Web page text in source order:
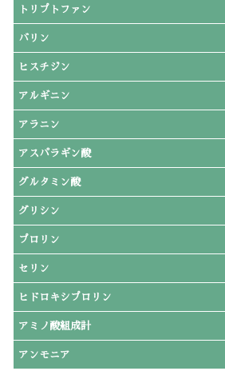
トリプトファン
バリン
ヒスチジン
アルギニン
アラニン
アスパラギン酸
グルタミン酸
グリシン
プロリン
セリン
ヒドロキシプロリン
アミノ酸組成計
アンモニア